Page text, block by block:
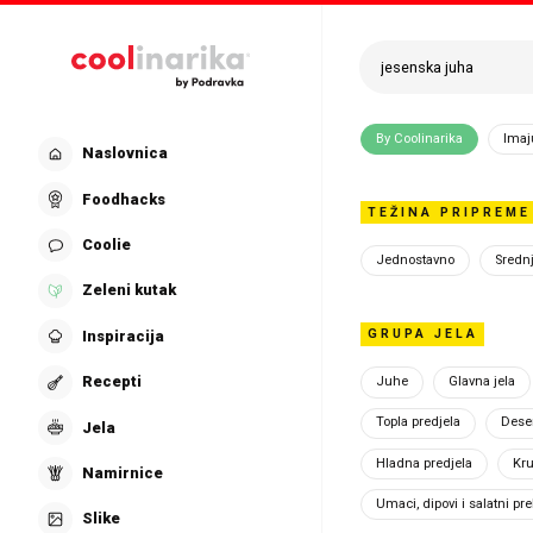
Naslovnica
Foodhacks
Coolie
Zeleni kutak
Inspiracija
Recepti
Jela
Namirnice
Slike
Želiš nam
Ukoliko
potrebnih da
čim prije.
drugih
Daj nam što
Pretraži recepte
By Coolinarika
TEŽINA PRIPREME
Jednostavno
GRUPA JELA
Juhe Glavna jela
Topla predjela
Hladna predjela
Umaci, dipovi i salatni